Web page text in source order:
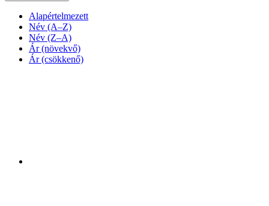
Alapértelmezett
Név (A–Z)
Név (Z–A)
Ár (növekvő)
Ár (csökkenő)